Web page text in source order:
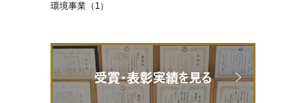
環境事業（1）